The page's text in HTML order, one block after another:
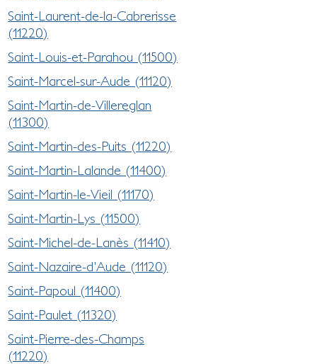
Saint-Laurent-de-la-Cabrerisse
(11220)
Saint-Louis-et-Parahou (11500)
Saint-Marcel-sur-Aude (11120)
Saint-Martin-de-Villereglan
(11300)
Saint-Martin-des-Puits (11220)
Saint-Martin-Lalande (11400)
Saint-Martin-le-Vieil (11170)
Saint-Martin-Lys (11500)
Saint-Michel-de-Lanès (11410)
Saint-Nazaire-d'Aude (11120)
Saint-Papoul (11400)
Saint-Paulet (11320)
Saint-Pierre-des-Champs
(11220)